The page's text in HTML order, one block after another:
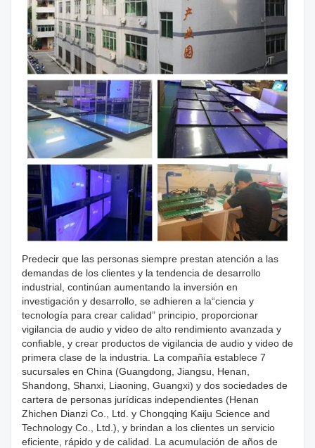
Predecir que las personas siempre prestan atención a las
demandas de los clientes y la tendencia de desarrollo
industrial, continúan aumentando la inversión en
investigación y desarrollo, se adhieren a la“ciencia y
tecnología para crear calidad” principio, proporcionar
vigilancia de audio y video de alto rendimiento avanzada y
confiable, y crear productos de vigilancia de audio y video de
primera clase de la industria. La compañía establece 7
sucursales en China (Guangdong, Jiangsu, Henan,
Shandong, Shanxi, Liaoning, Guangxi) y dos sociedades de
cartera de personas jurídicas independientes (Henan
Zhichen Dianzi Co., Ltd. y Chongqing Kaiju Science and
Technology Co., Ltd.), y brindan a los clientes un servicio
eficiente, rápido y de calidad. La acumulación de años de